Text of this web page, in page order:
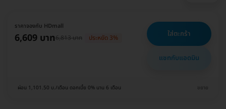
ราคาจองกับ HDmall
6,609 บาท6,813 บาท ประหยัด 3% ใส่ตะกร้า
แชทกับแอดมิน
ผ่อน 1,101.50 บ./เดือน ดอกเบี้ย 0% นาน 6 เดือน ขยาย